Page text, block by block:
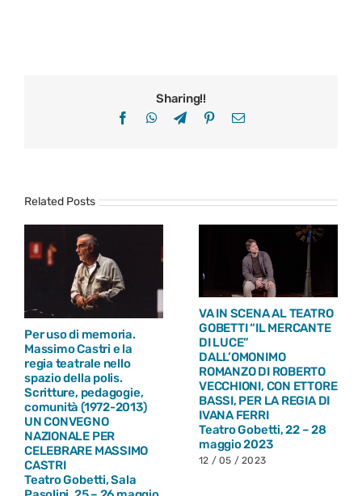
Sharing!!
FacebookWhatsApp
TelegramPinterestEmail
Related Posts
AL TEATRO GOBETTI VA
IN SCENA “BOSTON
MARRIAGE” DI DAVID
MAMET, PER LA REGIA DI
GIORGIO SANGATI CON
MARIA PAIATO E
MARIANGELA GRANELLI
8 / 05 / 2023
DEBUTTA IN PRIMA
ASSOLUTA AL TEATRO
GOBETTI DI TORINO LO
SPETTACOLO “COME NEI
GIORNI MIGLIORI” DI
DIEGO PLEUTERI, PER
LA REGIA DI LEONARDO
LIDI
Teatro Gobetti, 2 – 14
maggio 2023 | Prima